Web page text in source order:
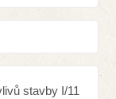
stavby I/11